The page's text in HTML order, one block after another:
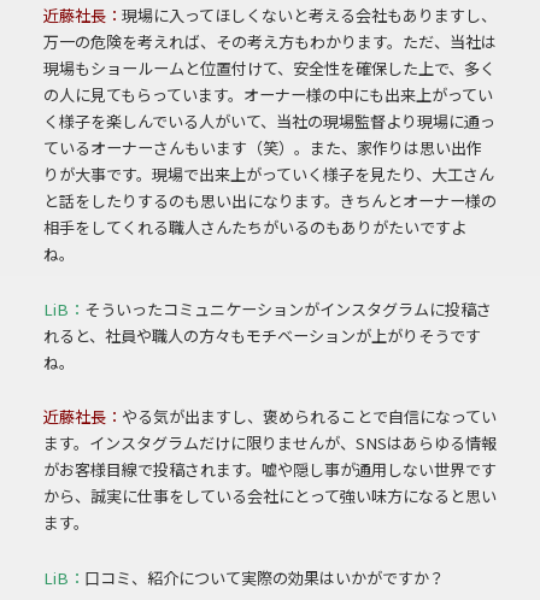
近藤社長： 現場に入ってほしくないと考える会社もありますし、
万一の危険を考えれば、その考え方もわかります。ただ、当社は
現場もショールームと位置付けて、安全性を確保した上で、多く
の人に見てもらっています。オーナー様の中にも出来上がってい
く様子を楽しんでいる人がいて、当社の現場監督より現場に通っ
ているオーナーさんもいます（笑）。 また、家作りは思い出作
りが大事です。現場で出来上がっていく様子を見たり、大工さん
と話をしたりするのも思い出になります。きちんとオーナー様の
相手をしてくれる職人さんたちがいるのもありがたいですよ
ね。
LiB： そういったコミュニケーションがインスタグラムに投稿さ
れると、社員や職人の方々もモチベーションが上がりそうです
ね。
近藤社長： やる気が出ますし、褒められることで自信になってい
ます。インスタグラムだけに限り ませんが、SNSはあらゆる情報
がお客様目線で投稿されます。嘘や隠し事が通用しない世界です
から、誠実に仕事をしている会社にとって強い味方になると思い
ます。
LiB： 口コミ、紹介について実際の効果はいかがですか？